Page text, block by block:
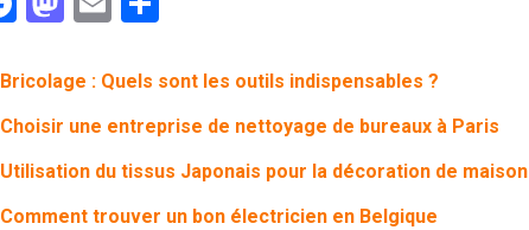
Bricolage : Quels sont les outils indispensables ?
Choisir une entreprise de nettoyage de bureaux à Paris
Utilisation du tissus Japonais pour la décoration de maison
Comment trouver un bon électricien en Belgique